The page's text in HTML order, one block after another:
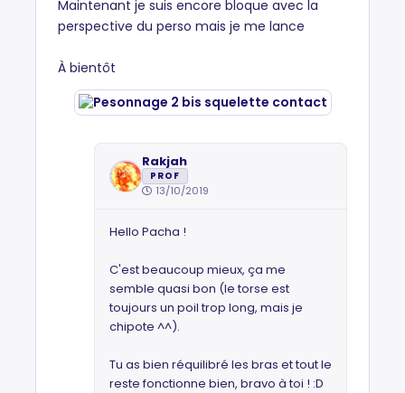
Maintenant je suis encore bloque avec la
perspective du perso mais je me lance
À bientôt
Rakjah
PROF
13/10/2019
Hello Pacha !
C'est beaucoup mieux, ça me
semble quasi bon (le torse est
toujours un poil trop long, mais je
chipote ^^).
Tu as bien réquilibré les bras et tout le
reste fonctionne bien, bravo à toi ! :D